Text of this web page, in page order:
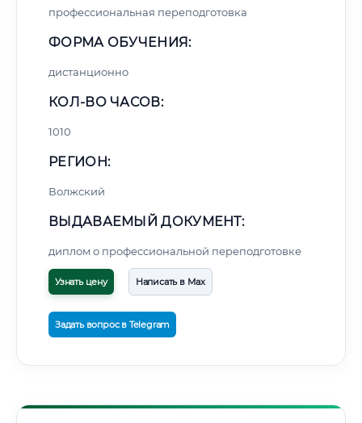
профессиональная переподготовка
ФОРМА ОБУЧЕНИЯ:
дистанционно
КОЛ-ВО ЧАСОВ:
1010
РЕГИОН:
Волжский
ВЫДАВАЕМЫЙ ДОКУМЕНТ:
диплом о профессиональной переподготовке
Узнать цену Написать в Max
Задать вопрос в Telegram